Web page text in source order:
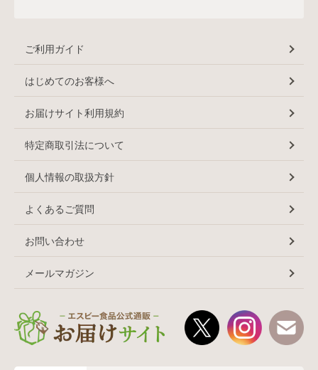
ご利用ガイド
はじめてのお客様へ
お届けサイト利用規約
特定商取引法について
個人情報の取扱方針
よくあるご質問
お問い合わせ
メールマガジン